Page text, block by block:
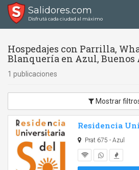
Salidores.com
Disfrutá cada ciudad al máximo
Hospedajes con Parrilla,
Blanquería en Azul, Buenos
1 publicaciones
Mostrar
Residencia
Prat 675 - Azul